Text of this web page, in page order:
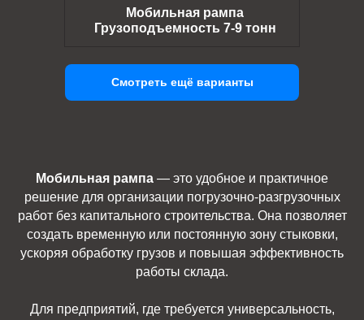
Мобильная рампа
Грузоподъемность 7-9 тонн
Смотреть ещё варианты
Мобильная рампа — это удобное и практичное
решение для организации погрузочно-разгрузочных
работ без капитального строительства. Она позволяет
создать временную или постоянную зону стыковки,
ускоряя обработку грузов и повышая эффективность
работы склада.
Для предприятий, где требуется универсальность,